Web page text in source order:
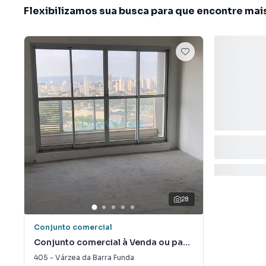
Flexibilizamos sua busca para que encontre
28
Conjunto comercial
Conjunto comercial à Venda ou para
Alugar em Várzea da Barra Funda
405 - Várzea da Barra Funda